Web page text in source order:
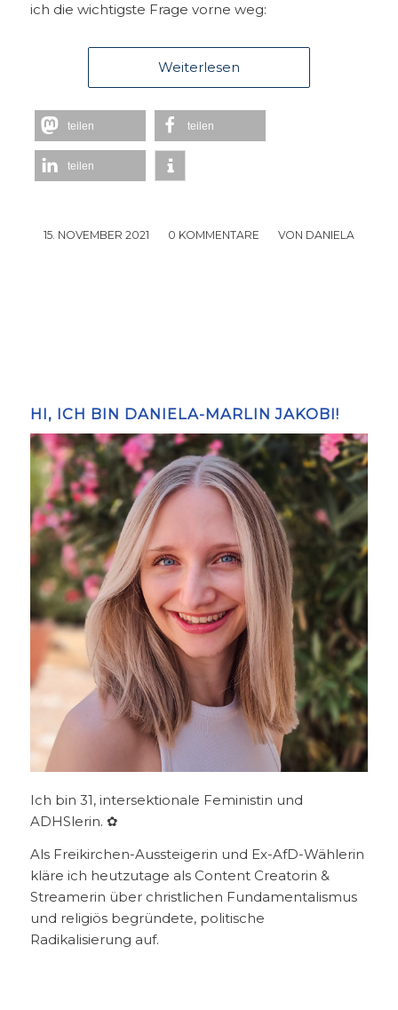
ich die wichtigste Frage vorne weg:
Weiterlesen
teilen teilen
teilen
15. NOVEMBER 2021
/ 0 KOMMENTARE
/ VON DANIELA
HI, ICH BIN DANIELA-MARLIN JAKOBI!
Ich bin 31, intersektionale Feministin und
ADHSlerin. ✿
Als Freikirchen-Aussteigerin und Ex-AfD-Wählerin
kläre ich heutzutage als Content Creatorin &
Streamerin über christlichen Fundamentalismus
und religiös begründete, politische
Radikalisierung auf.